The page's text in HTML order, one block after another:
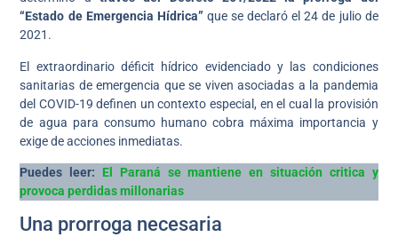
“Estado de Emergencia Hídrica” que se declaró el 24 de julio de
2021.
El extraordinario déficit hídrico evidenciado y las condiciones
sanitarias de emergencia que se viven asociadas a la pandemia
del COVID-19 definen un contexto especial, en el cual la provisión
de agua para consumo humano cobra máxima importancia y
exige de acciones inmediatas.
Puedes leer: El Paraná se mantiene en situación critica y
provoca perdidas millonarias
Una prorroga necesaria